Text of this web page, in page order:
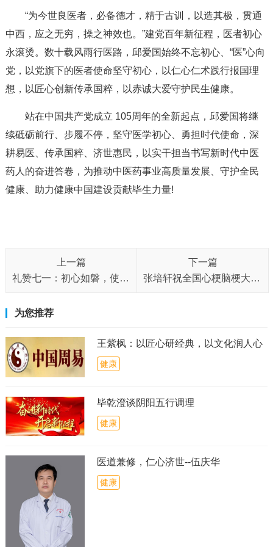
“为今世良医者，必备德才，精于古训，以造其极，贯通
中西，应之无穷，操之神效也。”建党百年新征程，医者初心
永滚烫。数十载风雨行医路，邱爱国始终不忘初心、“医”心向
党，以党旗下的医者使命坚守初心，以仁心仁术践行报国理
想，以匠心创新传承国粹，以赤诚大爱守护民生健康。
站在中国共产党成立 105周年的全新起点，邱爱国将继
续砥砺前行、步履不停，坚守医学初心、勇担时代使命，深
耕易医、传承国粹、济世惠民，以实干担当书写新时代中医
药人的奋进答卷，为推动中医药事业高质量发展、守护全民
健康、助力健康中国建设贡献毕生力量!
上一篇
礼赞七一：初心如磐，使命在肩——记新时代先锋人物张冬红
下一篇
张培轩祝全国心梗脑梗大肚腩病人早日康复
为您推荐
王紫枫：以匠心研经典，以文化润人心
健康
毕乾澄谈阴阳五行调理
健康
医道兼修，仁心济世--伍庆华
健康